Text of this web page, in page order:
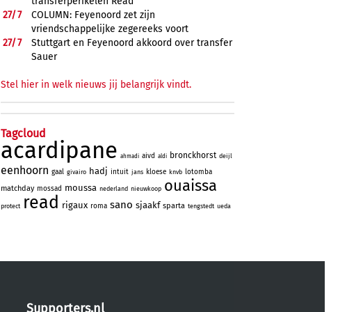
27/7
COLUMN: Feyenoord zet zijn
vriendschappelijke zegereeks voort
27/7
Stuttgart en Feyenoord akkoord over transfer
Sauer
Stel hier in welk nieuws jij belangrijk vindt.
Tagcloud
acardipane ahmadi aivd aldi bronckhorst deijl
eenhoorn gaal givairo hadj intuit jans kloese knvb lotomba
matchday mossad moussa nederland nieuwkoop ouaissa
protect read rigaux roma sano sjaakf sparta tengstedt ueda
Supporters.nl